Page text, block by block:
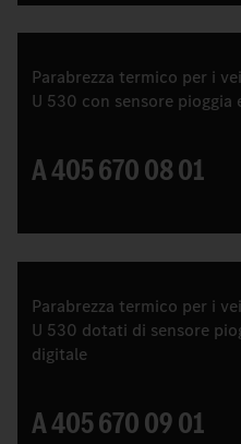
Parabrezza termico per i
U 530 con sensore pioggia
A 405 670 08 01
Parabrezza termico per i
U 530 dotati di sensore
digitale
A 405 670 09 01